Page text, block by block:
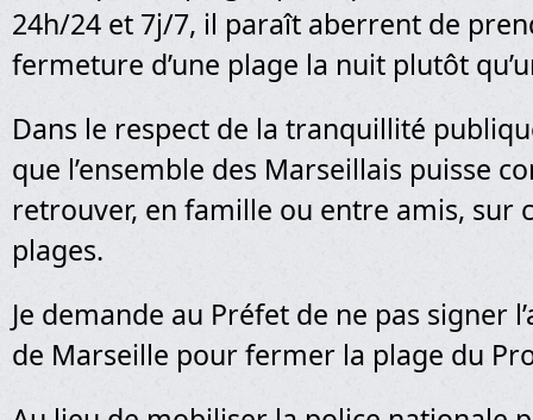
24h/24 et 7j/7, il paraît aberrent de
fermeture d’une plage la nuit plutôt
Dans le respect de la tranquillité
que l’ensemble des Marseillais puisse
retrouver, en famille ou entre amis, sur
plages.
Je demande au Préfet de ne pas signer
de Marseille pour fermer la plage du